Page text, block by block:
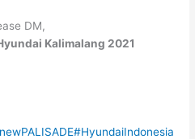
DM,
Kalimalang 2021
#HyundaiIndonesia